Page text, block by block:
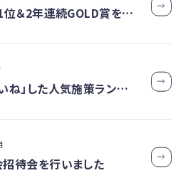
【27卒】北海道・東北1位＆2年連続GOLD賞を受賞！ワンキャリア クチコミアワード2026
【26卒】内定者が「いいね」した人気施策ランキング！2位「年間休日数」1位は？
招待会を行いました